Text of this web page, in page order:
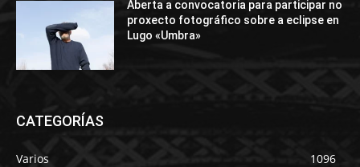
Aberta a convocatoria para participar no
proxecto fotográfico sobre a eclipse en
Lugo «Umbra»
CATEGORÍAS
Varios
1096